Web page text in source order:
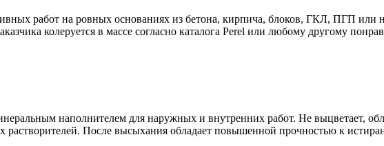
работ на ровных основаниях из бетона, кирпича, блоков, ГКЛ, ПГП или
колеруется в массе согласно каталога Perel или любому другому
наполнителем для наружных и внутренних работ. Не выцветает,
растворителей. После высыхания обладает повышенной прочностью к